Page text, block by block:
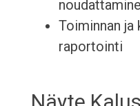
Toiminnan ja
raportointi